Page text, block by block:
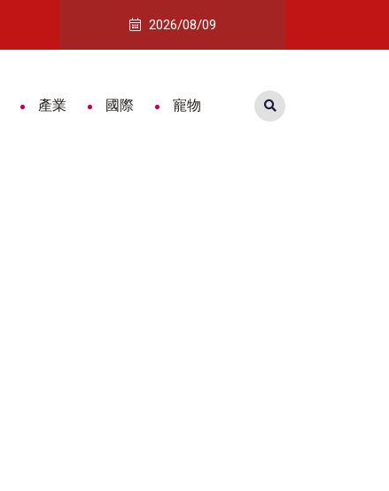
詐團收水手面交秒落網 手機藏大量對
2026/08/09
產業 國際 寵物